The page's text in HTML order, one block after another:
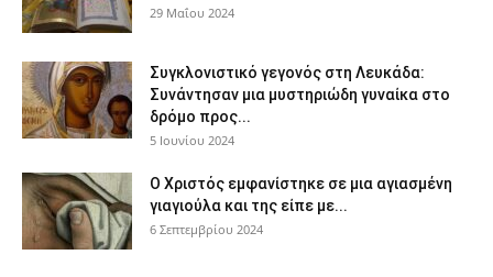
29 Μαΐου 2024
Συγκλονιστικό γεγονός στη Λευκάδα:
Συνάντησαν μια μυστηριώδη γυναίκα στο
δρόμο προς...
5 Ιουνίου 2024
Ο Χριστός εμφανίστηκε σε μια αγιασμένη
γιαγιούλα και της είπε με...
6 Σεπτεμβρίου 2024